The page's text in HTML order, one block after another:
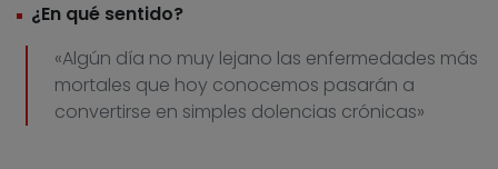
¿En qué sentido?
«Algún día no muy lejano las enfermedades más
mortales que hoy conocemos pasarán a
convertirse en simples dolencias crónicas»